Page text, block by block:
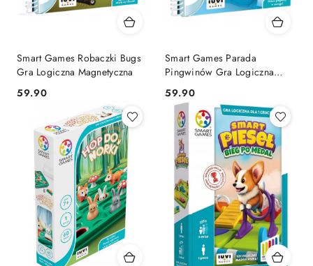
Smart Games Robaczki Bugs
Gra Logiczna Magnetyczna
Cena:
59.90
Smart Games Parada
Pingwinów Gra Logiczna
Cena:
59.90